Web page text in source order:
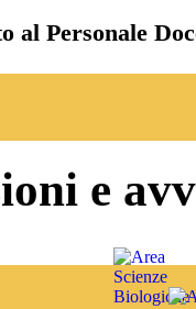
al Personale
e